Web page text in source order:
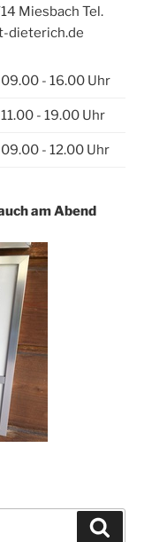
Miesbach Tel.
dieterich.de
09.00 - 16.00 Uhr
11.00 - 19.00 Uhr
09.00 - 12.00 Uhr
am Abend